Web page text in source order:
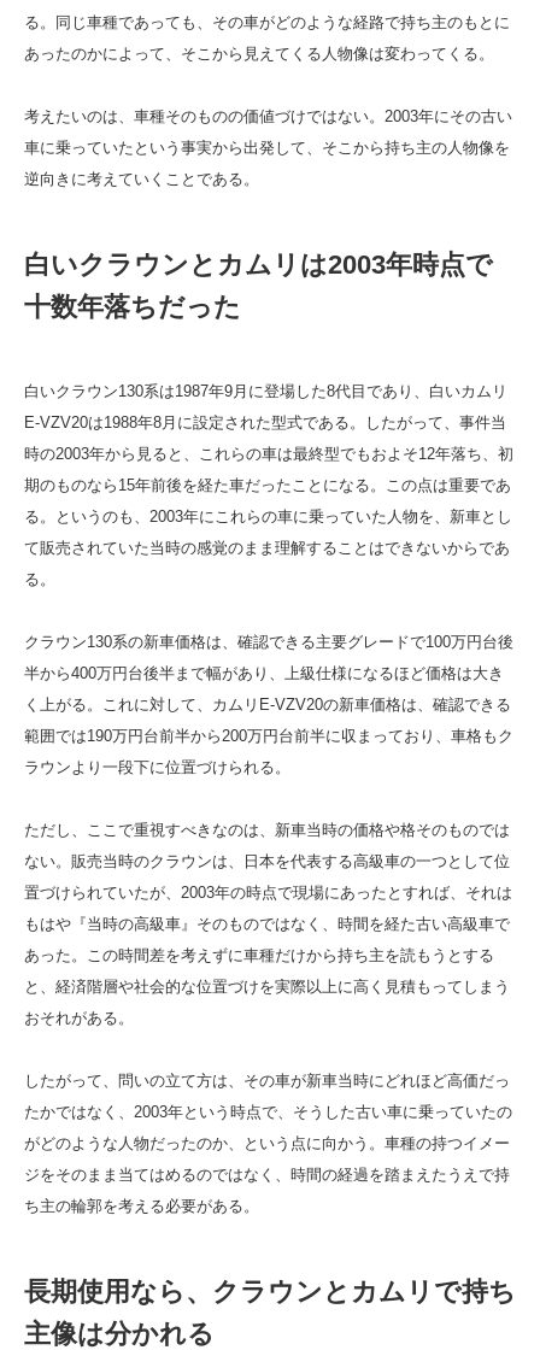
る。同じ車種であっても、その車がどのような経路で持ち主のもとに
あったのかによって、そこから見えてくる人物像は変わってくる。
考えたいのは、車種そのものの価値づけではない。2003年にその古い
車に乗っていたという事実から出発して、そこから持ち主の人物像を
逆向きに考えていくことである。
白いクラウンとカムリは2003年時点で
十数年落ちだった
白いクラウン130系は1987年9月に登場した8代目であり、白いカムリ
E-VZV20は1988年8月に設定された型式である。したがって、事件当
時の2003年から見ると、これらの車は最終型でもおよそ12年落ち、初
期のものなら15年前後を経た車だったことになる。この点は重要であ
る。というのも、2003年にこれらの車に乗っていた人物を、新車とし
て販売されていた当時の感覚のまま理解することはできないからであ
る。
クラウン130系の新車価格は、確認できる主要グレードで100万円台後
半から400万円台後半まで幅があり、上級仕様になるほど価格は大き
く上がる。これに対して、カムリE-VZV20の新車価格は、確認できる
範囲では190万円台前半から200万円台前半に収まっており、車格もク
ラウンより一段下に位置づけられる。
ただし、ここで重視すべきなのは、新車当時の価格や格そのものでは
ない。販売当時のクラウンは、日本を代表する高級車の一つとして位
置づけられていたが、2003年の時点で現場にあったとすれば、それは
もはや『当時の高級車』そのものではなく、時間を経た古い高級車で
あった。この時間差を考えずに車種だけから持ち主を読もうとする
と、経済階層や社会的な位置づけを実際以上に高く見積もってしまう
おそれがある。
したがって、問いの立て方は、その車が新車当時にどれほど高価だっ
たかではなく、2003年という時点で、そうした古い車に乗っていたの
がどのような人物だったのか、という点に向かう。車種の持つイメー
ジをそのまま当てはめるのではなく、時間の経過を踏まえたうえで持
ち主の輪郭を考える必要がある。
長期使用なら、クラウンとカムリで持ち
主像は分かれる